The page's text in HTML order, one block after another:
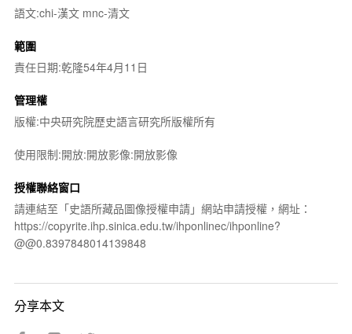
語文:chi-漢文 mnc-清文
範圍
責任日期:乾隆54年4月11日
管理權
版權:中央研究院歷史語言研究所版權所有
使用限制:開放:開放影像:開放影像
授權聯絡窗口
請連結至「史語所藏品圖像授權申請」網站申請授權，網址：
https://copyrite.ihp.sinica.edu.tw/ihponlinec/ihponline?
@@0.8397848014139848
分享本文